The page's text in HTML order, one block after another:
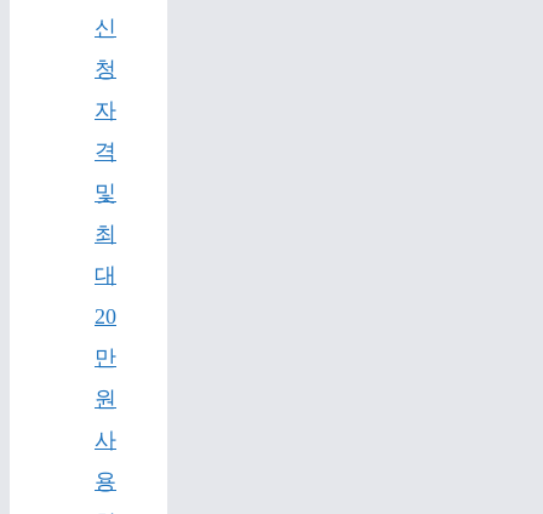
신
청
자
격
및
최
대
20
만
원
사
용